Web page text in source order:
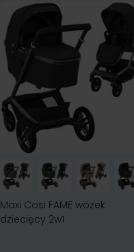
Maxi Cosi FAME wózek
dziecięcy 2w1